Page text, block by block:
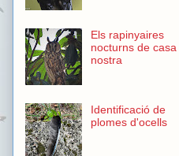
Els rapinyaires
nocturns de casa
nostra
Identificació de
plomes d'ocells